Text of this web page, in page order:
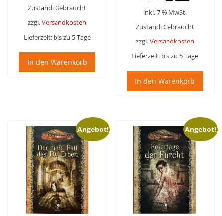
99,95 €79,95 €.
Zustand: Gebraucht
zzgl.Versandkosten
Lieferzeit: bis zu 5 Tage
In den Warenkorb
war:
69,95 €49,95 €.
inkl. 7 % MwSt.
Zustand: Gebraucht
zzgl.Versandkosten
Lieferzeit: bis zu 5 Tage
In den Warenkorb
Angebot! Angebot!